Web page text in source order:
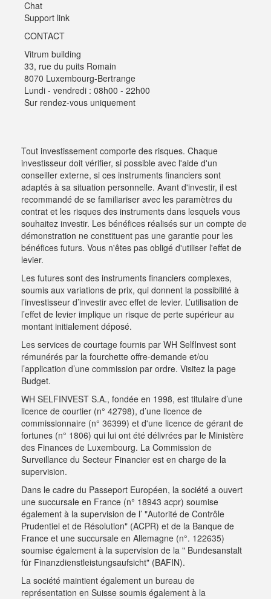
Chat
Support link
CONTACT
Vitrum building
33, rue du puits Romain
8070 Luxembourg-Bertrange
Lundi - vendredi : 08h00 - 22h00
Sur rendez-vous uniquement
Tout investissement comporte des risques. Chaque
investisseur doit vérifier, si possible avec l'aide d'un
conseiller externe, si ces instruments financiers sont
adaptés à sa situation personnelle. Avant d'investir, il est
recommandé de se familiariser avec les paramètres du
contrat et les risques des instruments dans lesquels vous
souhaitez investir. Les bénéfices réalisés sur un compte de
démonstration ne constituent pas une garantie pour les
bénéfices futurs. Vous n'êtes pas obligé d'utiliser l'effet de
levier.
Les futures sont des instruments financiers complexes,
soumis aux variations de prix, qui donnent la possibilité à
l’investisseur d’investir avec effet de levier. L’utilisation de
l’effet de levier implique un risque de perte supérieur au
montant initialement déposé.
Les services de courtage fournis par WH SelfInvest sont
rémunérés par la fourchette offre-demande et/ou
l’application d’une commission par ordre. Visitez la page
Budget.
WH SELFINVEST S.A., fondée en 1998, est titulaire d’une
licence de courtier (n° 42798), d’une licence de
commissionnaire (n° 36399) et d'une licence de gérant de
fortunes (n° 1806) qui lui ont été délivrées par le Ministère
des Finances de Luxembourg. La Commission de
Surveillance du Secteur Financier est en charge de la
supervision.
Dans le cadre du Passeport Européen, la société a ouvert
une succursale en France (n° 18943 acpr) soumise
également à la supervision de l’ "Autorité de Contrôle
Prudentiel et de Résolution" (ACPR) et de la Banque de
France et une succursale en Allemagne (n°. 122635)
soumise également à la supervision de la " Bundesanstalt
für Finanzdienstleistungsaufsicht" (BAFIN).
La société maintient également un bureau de
représentation en Suisse soumis également à la